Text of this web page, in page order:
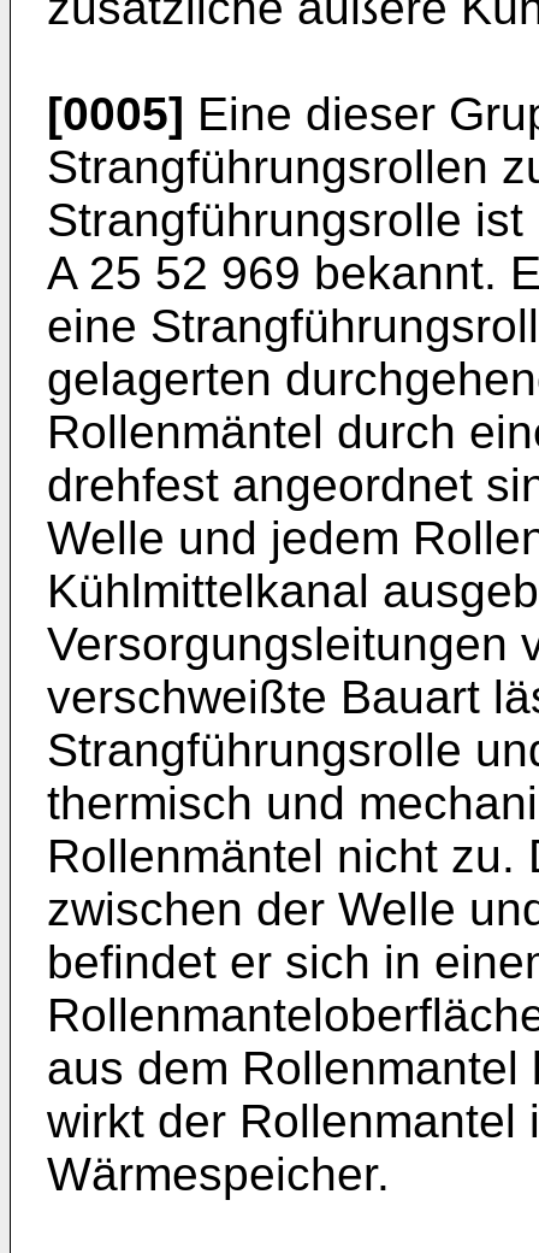
[0005] Eine dieser
Strangführungsrollen
Strangführungsrolle
A 25 52 969 bekannt.
eine
gelagerten
Rollenmäntel durch
drehfest angeordnet
Welle und jedem
Kühlmittelkanal
Versorgungsleitungen
verschweißte Bauart
Strangführungsrolle
thermisch und
Rollenmäntel nicht zu.
zwischen der Welle
befindet er sich in
aus dem
wirkt der Rollenmantel
Wärmespeicher.